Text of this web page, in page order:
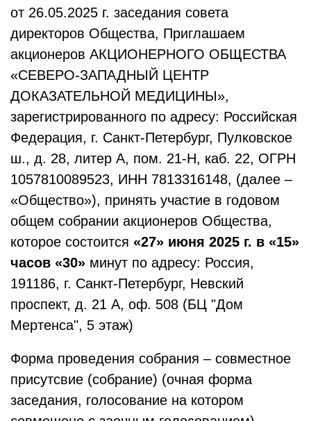
от 26.05.2025 г. заседания совета
директоров Общества, Приглашаем
акционеров АКЦИОНЕРНОГО ОБЩЕСТВА
«СЕВЕРО-ЗАПАДНЫЙ ЦЕНТР
ДОКАЗАТЕЛЬНОЙ МЕДИЦИНЫ»,
зарегистрированного по адресу: Российская
Федерация, г. Санкт-Петербург, Пулковское
ш., д. 28, литер А, пом. 21-Н, каб. 22, ОГРН
1057810089523, ИНН 7813316148, (далее –
«Общество»), принять участие в годовом
общем собрании акционеров Общества,
которое состоится «27» июня 2025 г. в «15»
часов «30» минут по адресу: Россия,
191186, г. Санкт-Петербург, Невский
проспект, д. 21 А, оф. 508 (БЦ "Дом
Мертенса", 5 этаж)
Форма проведения собрания – совместное
присутсвие (собрание) (очная форма
заседания, голосование на котором